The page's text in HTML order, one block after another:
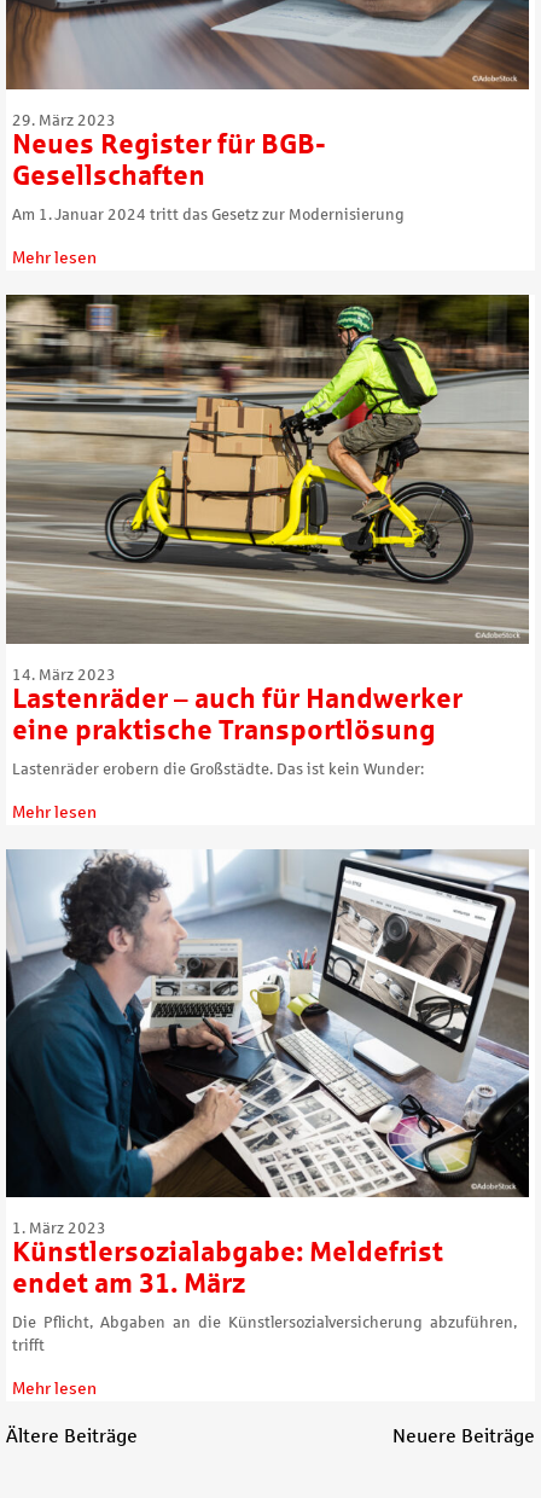
29. März 2023
Neues Register für BGB-
Gesellschaften
Am 1. Januar 2024 tritt das Gesetz zur Modernisierung
Mehr lesen
14. März 2023
Lastenräder – auch für Handwerker
eine praktische Transportlösung
Lastenräder erobern die Großstädte. Das ist kein Wunder:
Mehr lesen
1. März 2023
Künstlersozialabgabe: Meldefrist
endet am 31. März
Die Pflicht, Abgaben an die Künstlersozialversicherung abzuführen,
trifft
Mehr lesen
Ältere Beiträge Neuere Beiträge